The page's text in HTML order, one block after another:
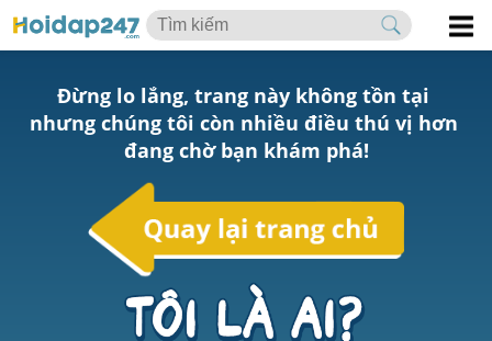
Đừng lo lắng, trang này không tồn tại
nhưng chúng tôi còn nhiều điều thú vị hơn
đang chờ bạn khám phá!